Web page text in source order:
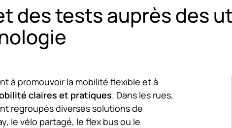
des tests auprès des
à promouvoir la mobilité flexible et à
claires et pratiques. Dans les rues,
regroupés diverses solutions de
le vélo partagé, le flex bus ou le